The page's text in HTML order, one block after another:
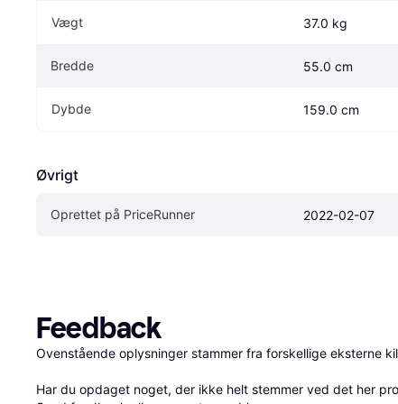
Vægt 37.0 kg
Bredde 55.0 cm
Dybde 159.0 cm
Øvrigt
Oprettet på PriceRunner 2022-02-07
Feedback
Ovenstående oplysninger stammer fra forskellige eksterne
Har du opdaget noget, der ikke helt stemmer ved det her